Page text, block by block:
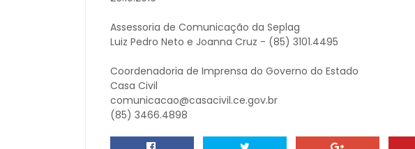
Assessoria de Comunicação da Seplag
Luiz Pedro Neto e Joanna Cruz - (85) 3101.4495
Coordenadoria de Imprensa do Governo do Estado
Casa Civil
comunicacao@casacivil.ce.gov.br
(85) 3466.4898